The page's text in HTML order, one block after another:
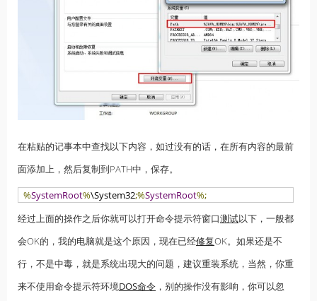
在粘贴的记事本中查找以下内容，如过没有的话，在所有内容的最前
面添加上，然后复制到PATH中，保存。
%SystemRoot%\System32;%SystemRoot%;
经过上面的操作之后你就可以打开命令提示符窗口测试以下，一般都
会OK的，我的电脑就是这个原因，现在已经修复OK。如果还是不
行，不是中毒，就是系统出现大的问题，建议重装系统，当然，你重
来不使用命令提示符环境DOS命令 ，别的操作没有影响，你可以忽